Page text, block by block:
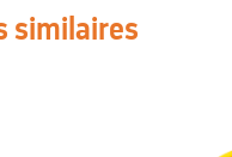
similaires